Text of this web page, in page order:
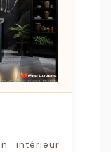
intérieur